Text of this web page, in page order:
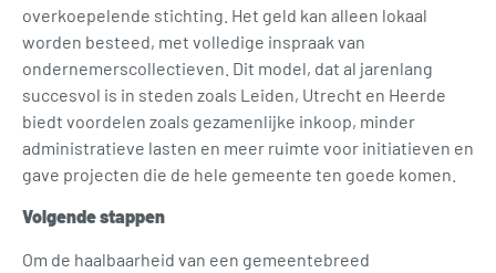
overkoepelende stichting. Het geld kan alleen lokaal
worden besteed, met volledige inspraak van
ondernemerscollectieven. Dit model, dat al jarenlang
succesvol is in steden zoals Leiden, Utrecht en Heerde
biedt voordelen zoals gezamenlijke inkoop, minder
administratieve lasten en meer ruimte voor initiatieven en
gave projecten die de hele gemeente ten goede komen.
Volgende stappen
Om de haalbaarheid van een gemeentebreed